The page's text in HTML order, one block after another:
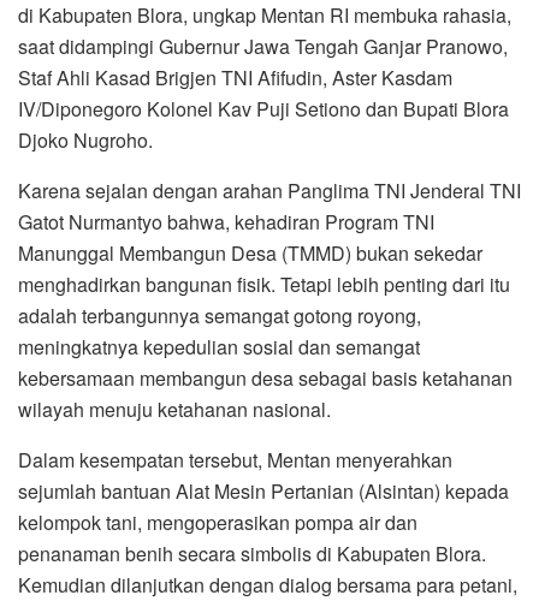
di Kabupaten Blora, ungkap Mentan RI membuka rahasia,
saat didampingi Gubernur Jawa Tengah Ganjar Pranowo,
Staf Ahli Kasad Brigjen TNI Afifudin, Aster Kasdam
IV/Diponegoro Kolonel Kav Puji Setiono dan Bupati Blora
Djoko Nugroho.
Karena sejalan dengan arahan Panglima TNI Jenderal TNI
Gatot Nurmantyo bahwa, kehadiran Program TNI
Manunggal Membangun Desa (TMMD) bukan sekedar
menghadirkan bangunan fisik. Tetapi lebih penting dari itu
adalah terbangunnya semangat gotong royong,
meningkatnya kepedulian sosial dan semangat
kebersamaan membangun desa sebagai basis ketahanan
wilayah menuju ketahanan nasional.
Dalam kesempatan tersebut, Mentan menyerahkan
sejumlah bantuan Alat Mesin Pertanian (Alsintan) kepada
kelompok tani, mengoperasikan pompa air dan
penanaman benih secara simbolis di Kabupaten Blora.
Kemudian dilanjutkan dengan dialog bersama para petani,